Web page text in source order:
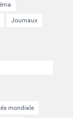
Journaux
mondiale